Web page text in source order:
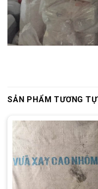
SẢN PHẨM TƯƠNG TỰ